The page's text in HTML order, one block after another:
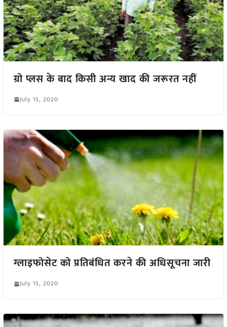
ग्रो प्लस के बाद किसी अन्य खाद की जरूरत नहीं
July 15, 2020
ग्लाइफोसेट को प्रतिबंधित करने की अधिसूचना जारी
July 15, 2020